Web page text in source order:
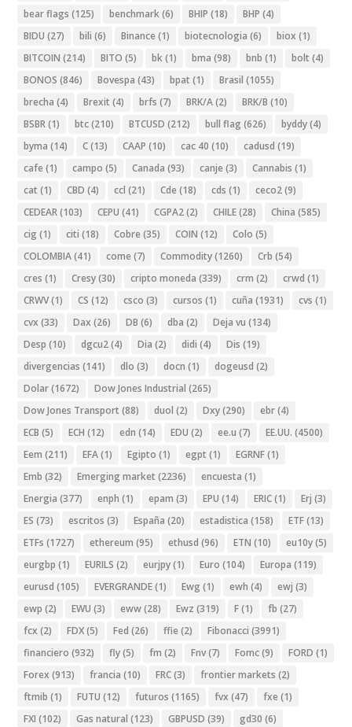
bear flags (125) benchmark(6) BHIP (18) BHP (4)
BIDU (27) bili (6) Binance (1) biotecnologia (6) biox (1)
BITCOIN (214) BITO (5) bk(1) bma (98) bnb (1) bolt (4)
BONOS (846) Bovespa (43) bpat (1) Brasil (1055)
brecha (4) Brexit (4) brfs (7) BRK/A(2) BRK/B (10)
BSBR(1) btc(210) BTCUSD (212) bull flag (626) byddy(4)
byma (14) C(13) CAAP (10) cac 40 (10) cadusd (19)
cafe (1) campo (5) Canada (93) canje (3) Cannabis (1)
cat (1) CBD (4) ccl (21) Cde (18) cds (1) ceco2(9)
CEDEAR(103) CEPU (41) CGPA2(2) CHILE(28) China (585)
cig (1) citi (18) Cobre (35) COIN (12) Colo (5)
COLOMBIA(41) come (7) Commodity(1260) Crb (54)
cres (1) Cresy(30) cripto moneda (339) crm (2) crwd (1)
CRWV(1) CS (12) csco (3) cursos (1) cuña (1931) cvs (1)
cvx (33) Dax (26) DB (6) dba (2) Deja vu (134)
Desp (10) dgcu2(4) Dia (2) didi (4) Dis (19)
divergencias (141) dlo (3) docn (1) dogeusd (2)
Dolar(1672) Dow Jones Industrial (265)
Dow Jones Transport (88) duol (2) Dxy(290) ebr(4)
ECB (5) ECH (12) edn (14) EDU (2) ee.u (7) EE.UU. (4500)
Eem (211) EFA(1) Egipto (1) egpt (1) EGRNF(1)
Emb (32) Emerging market (2236) encuesta (1)
Energia (377) enph (1) epam (3) EPU (14) ERIC(1) Erj (3)
ES (73) escritos (3) España (20) estadistica (158) ETF(13)
ETFs (1727) ethereum (95) ethusd (96) ETN (10) eu10y(5)
eurgbp (1) EURILS (2) eurjpy(1) Euro (104) Europa (119)
eurusd (105) EVERGRANDE(1) Ewg (1) ewh (4) ewj (3)
ewp (2) EWU (3) eww(28) Ewz (319) F(1) fb (27)
fcx (2) FDX(5) Fed (26) ffie (2) Fibonacci (3991)
financiero (932) fly(5) fm (2) Fnv(7) Fomc(9) FORD (1)
Forex (913) francia (10) FRC(3) frontier markets (2)
ftmib (1) FUTU (12) futuros (1165) fvx (47) fxe (1)
FXI (102) Gas natural (123) GBPUSD (39) gd30 (6)